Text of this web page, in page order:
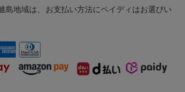
島地域は、お支払い方法にペイディはお選びい